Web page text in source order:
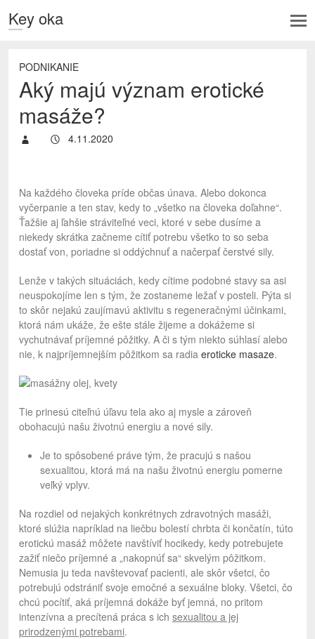
Key oka
PODNIKANIE
Aký majú význam erotické
masáže?
4.11.2020
Na každého človeka príde občas únava. Alebo dokonca
vyčerpanie a ten stav, kedy to „všetko na človeka doľahne“.
Ťažšie aj ľahšie stráviteľné veci, ktoré v sebe dusíme a
niekedy skrátka začneme cítiť potrebu všetko to so seba
dostať von, poriadne si oddýchnuť a načerpať čerstvé sily.
Lenže v takých situáciách, kedy cítime podobné stavy sa asi
neuspokojíme len s tým, že zostaneme ležať v posteli. Pýta si
to skôr nejakú zaujímavú aktivitu s regeneračnými účinkami,
ktorá nám ukáže, že ešte stále žijeme a dokážeme si
vychutnávať príjemné pôžitky. A či s tým niekto súhlasí alebo
nie, k najpríjemnejším pôžitkom sa radia eroticke masaze.
Tie prinesú citeľnú úľavu tela ako aj mysle a zároveň
obohacujú našu životnú energiu a nové sily.
Je to spôsobené práve tým, že pracujú s našou
sexualitou, ktorá má na našu životnú energiu pomerne
veľký vplyv.
Na rozdiel od nejakých konkrétnych zdravotných masáži,
ktoré slúžia napríklad na liečbu bolestí chrbta či končatín, túto
erotickú masáž môžete navštíviť hocikedy, kedy potrebujete
zažiť niečo príjemné a „nakopnúť sa“ skvelým pôžitkom.
Nemusia ju teda navštevovať pacienti, ale skôr všetci, čo
potrebujú odstrániť svoje emočné a sexuálne bloky. Všetci, čo
chcú pocítiť, aká príjemná dokáže byť jemná, no pritom
intenzívna a precítená práca s ich sexualitou a jej
prirodzenými potrebami.